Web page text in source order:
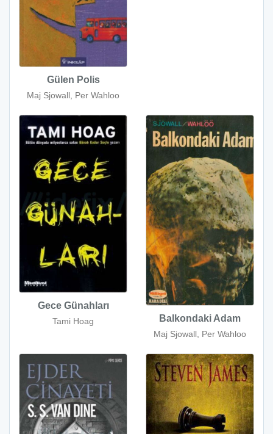
Gülen Polis
Maj Sjowall, Per Wahloo
Gece Günahları
Tami Hoag Balkondaki Adam
Maj Sjowall, Per Wahloo